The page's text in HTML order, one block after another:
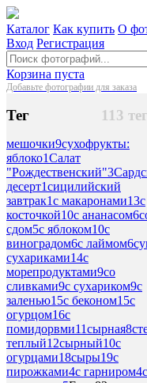
Каталог Как купить О
Вход Регистрация
Корзина пуста
Добавьте фотографии для заказа
113
Тег
мешочки9сухофрукты:
яблоко1Салат
"Рождественский"3
десерт1сицилийский
завтрак1с макаронами13с
косточкой10с ананасом6
сдом5с яблоком10с
виноградом6с лаймом6
сухариками14с
морепродуктами9со
сливками9с сухариком9с
заленью15с беконом15с
огурцом16с
помидорвми11сырная8
теплый12сырный10с
огурцами18сыры19с
пирожками4с гарниром4с